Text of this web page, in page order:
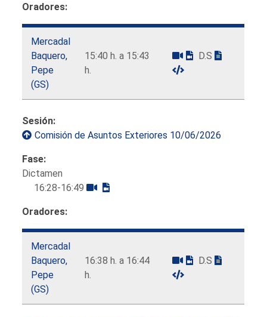
Oradores:
Mercadal
Baquero,
Pepe
(GS)
15:40 h. a 15:43
h.
D.S
Sesión:
Comisión de Asuntos Exteriores 10/06/2026
Fase:
Dictamen
16:28-16:49
Oradores:
Mercadal
Baquero,
Pepe
(GS)
16:38 h. a 16:44
h.
D.S